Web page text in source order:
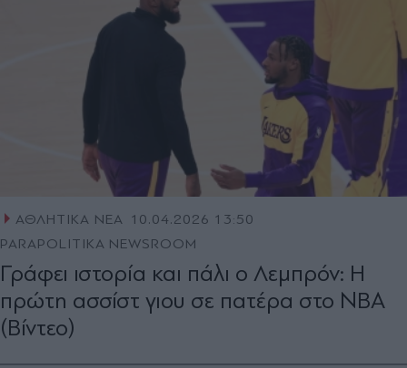
ΑΘΛΗΤΙΚΑ ΝΕΑ 10.04.2026 13:50
PARAPOLITIKA NEWSROOM
Γράφει ιστορία και πάλι ο Λεμπρόν: Η
πρώτη ασσίστ γιου σε πατέρα στο NBA
(Βίντεο)